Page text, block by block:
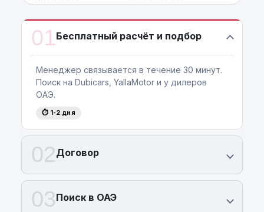
01Бесплатный расчёт и подбор
Менеджер связывается в течение 30 минут.
Поиск на Dubicars, YallaMotor и у дилеров
ОАЭ.
⏱ 1-2 дня
02Договор
03Поиск в ОАЭ